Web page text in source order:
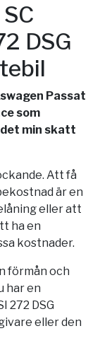
DSG
Passat
som
min skatt
Att få
är en
eller att
ha en
kostnader.
förmån och
har en
272 DSG
eller den